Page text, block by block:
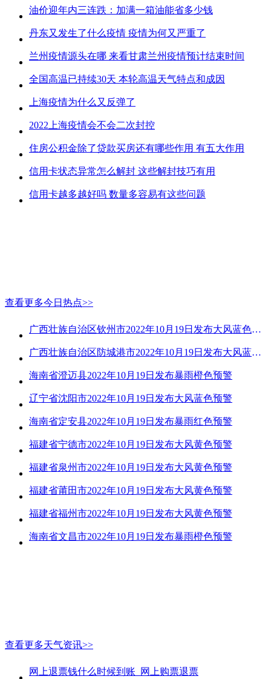
油价迎年内三连跌：加满一箱油能省多少钱
丹东又发生了什么疫情 疫情为何又严重了
兰州疫情源头在哪 来看甘肃兰州疫情预计结束时间
全国高温已持续30天 本轮高温天气特点和成因
上海疫情为什么又反弹了
2022上海疫情会不会二次封控
住房公积金除了贷款买房还有哪些作用 有五大作用
信用卡状态异常怎么解封 这些解封技巧有用
信用卡越多越好吗 数量多容易有这些问题
查看更多今日热点>>
广西壮族自治区钦州市2022年10月19日发布大风蓝色预警
广西壮族自治区防城港市2022年10月19日发布大风蓝色预警
海南省澄迈县2022年10月19日发布暴雨橙色预警
辽宁省沈阳市2022年10月19日发布大风蓝色预警
海南省定安县2022年10月19日发布暴雨红色预警
福建省宁德市2022年10月19日发布大风黄色预警
福建省泉州市2022年10月19日发布大风黄色预警
福建省莆田市2022年10月19日发布大风黄色预警
福建省福州市2022年10月19日发布大风黄色预警
海南省文昌市2022年10月19日发布暴雨橙色预警
查看更多天气资讯>>
网上退票钱什么时候到账_网上购票退票